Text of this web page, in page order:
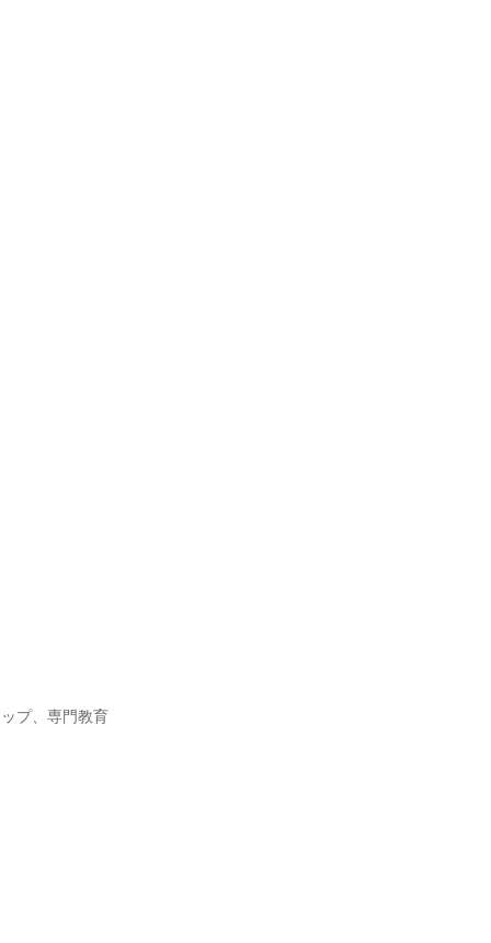
プ、専門教育